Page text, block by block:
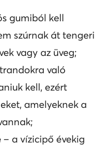
gumiból kell
szúrnak át tengeri
vagy az üveg;
való
kell, ezért
amelyeknek a
– a vízicipő évekig